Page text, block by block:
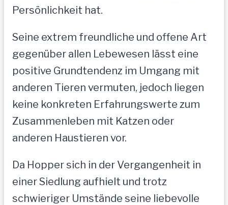
Persönlichkeit hat.
Seine extrem freundliche und offene Art
gegenüber allen Lebewesen lässt eine
positive Grundtendenz im Umgang mit
anderen Tieren vermuten, jedoch liegen
keine konkreten Erfahrungswerte zum
Zusammenleben mit Katzen oder
anderen Haustieren vor.
Da Hopper sich in der Vergangenheit in
einer Siedlung aufhielt und trotz
schwieriger Umstände seine liebevolle